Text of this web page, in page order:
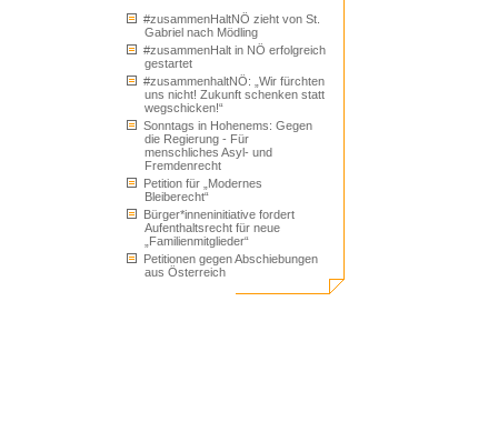
#zusammenHaltNÖ zieht von St.
Gabriel nach Mödling
#zusammenHalt in NÖ erfolgreich
gestartet
#zusammenhaltNÖ: „Wir fürchten
uns nicht! Zukunft schenken statt
wegschicken!“
Sonntags in Hohenems: Gegen
die Regierung - Für
menschliches Asyl- und
Fremdenrecht
Petition für „Modernes
Bleiberecht“
Bürger*inneninitiative fordert
Aufenthaltsrecht für neue
„Familienmitglieder“
Petitionen gegen Abschiebungen
aus Österreich